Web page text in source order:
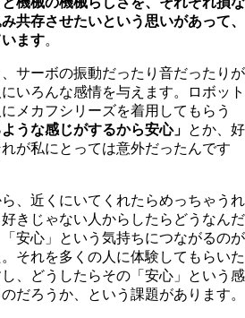
共存させたいという思いがあって、
ます。
サーボの振動だったり音だったりが
いろんな感情を与えます。ロボット
メカフシリーズを着用してもらう
うな感じがするから安心」 とか、好
が私にとっては意外だったんです
、近くにいてくれたらめっちゃうれ
きじゃない人からしたらどうなんだ
安心」という気持ちにつながるのが
それを多くの人に体験してもらいた
、どうしたらその「安心」という感
だろうか、という課題があります。